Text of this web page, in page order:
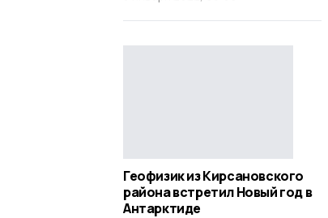
Геофизик из Кирсановского
района встретил Новый год в
Антарктиде